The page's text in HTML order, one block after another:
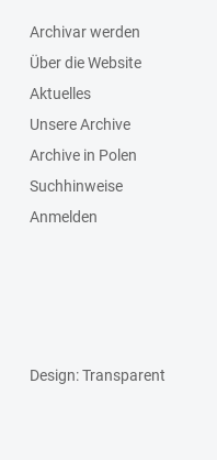
Archivar werden
Über die Website
Aktuelles
Unsere Archive
Archive in Polen
Suchhinweise
Anmelden
Design: Transparent